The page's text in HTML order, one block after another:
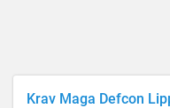
Krav Maga Defcon